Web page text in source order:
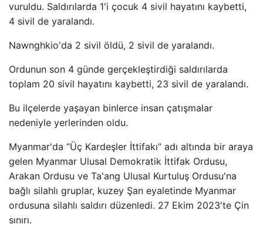
vuruldu. Saldırılarda 1'i çocuk 4 sivil hayatını kaybetti,
4 sivil de yaralandı.
Nawnghkio'da 2 sivil öldü, 2 sivil de yaralandı.
Ordunun son 4 günde gerçekleştirdiği saldırılarda
toplam 20 sivil hayatını kaybetti, 23 sivil de yaralandı.
Bu ilçelerde yaşayan binlerce insan çatışmalar
nedeniyle yerlerinden oldu.
Myanmar'da “Üç Kardeşler İttifakı” adı altında bir araya
gelen Myanmar Ulusal Demokratik İttifak Ordusu,
Arakan Ordusu ve Ta'ang Ulusal Kurtuluş Ordusu'na
bağlı silahlı gruplar, kuzey Şan eyaletinde Myanmar
ordusuna silahlı saldırı düzenledi. 27 Ekim 2023'te Çin
sınırı.